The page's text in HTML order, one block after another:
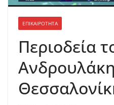
ΕΠΙΚΑΙΡΟΤΗΤΑ
Περιοδεία